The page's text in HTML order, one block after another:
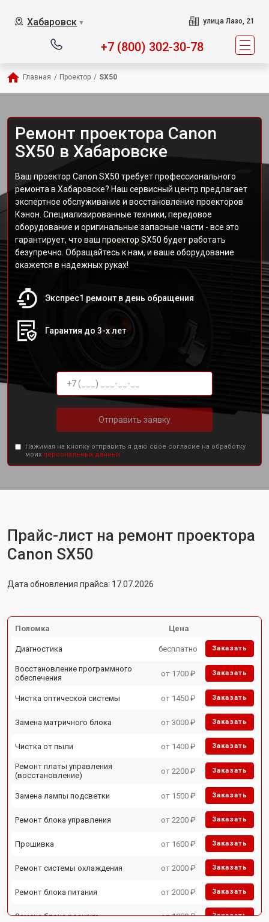
Хабаровск ▼ улица Лазо, 21
+7 (800) 302-30-78
Главная / Проектор / SX50
Ремонт проектора Canon
SX50 в Хабаровске
Ваш проектор Canon SX50 требует профессионального
ремонта в Хабаровске? Наш сервисный центр предлагает
экспертное обслуживание и восстановление проекторов
Кэнон. Специализированные техники, передовое
оборудование и оригинальные запасные части - все это
гарантирует, что ваш проектор SX50 будет работать
безупречно. Обращайтесь к нам, и ваше оборудование
окажется в надежных руках!
Экспрес1 ремонт в день обращения
Гарантия до 3-х лет
Отправить заявку
Нажимая на кнопку отправить я даю свое согласие на обработку
моих персональных данных.
Прайс-лист на ремонт проектора
Canon SX50
Дата обновления прайса: 17.07.2026
Поломка Цена
Диагностика бесплатно Заказать
Восстановление программного
обеспечения
от 1700 ₽ Заказать
Чистка оптической системы от 1450 ₽ Заказать
Замена матричного блока от 3000 ₽ Заказать
Чистка от пыли от 1400 ₽ Заказать
Ремонт платы управления
(восстановление)
от 2200 ₽ Заказать
Замена лампы подсветки от 1500 ₽ Заказать
Ремонт блока управления от 2200 ₽ Заказать
Прошивка от 1600 ₽ Заказать
Ремонт системы охлаждения от 2000 ₽ Заказать
Ремонт блока питания от 2000 ₽ Заказать
Замена блока розжига от 1900 ₽ Заказать